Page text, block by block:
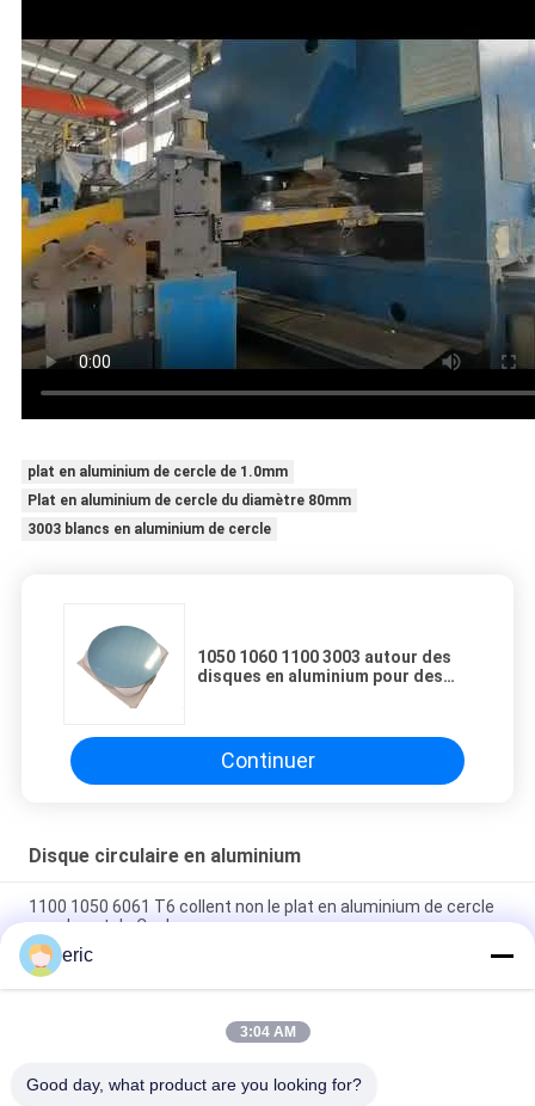
plat en aluminium de cercle de 1.0mm
Plat en aluminium de cercle du diamètre 80mm
3003 blancs en aluminium de cercle
1050 1060 1100 3003 autour des
disques en aluminium pour des
Continuer
Disque circulaire en aluminium
1100 1050 6061 T6 collent non le plat en aluminium de cercle
pour le pot de Cookware
Plaque d'aluminium ronde 3003 DC Cercle d'aluminium pour la
fabrication de ustensiles de cuisine
Collez non le cercle 1050 3003 5052 rond en aluminium pour
eric
3:04 AM
Good day, what product are you looking for?